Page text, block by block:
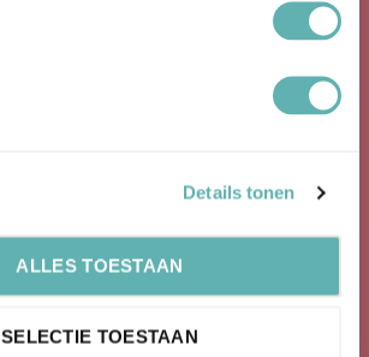
Details tonen
ALLES TOESTAAN
SELECTIE TOESTAAN
Cupcake Topper
Eetbare Glitter